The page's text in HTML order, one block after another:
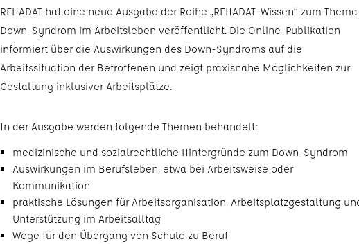
REHADAT hat eine neue Ausgabe der Reihe „REHADAT-Wissen“ zum Thema
Down-Syndrom im Arbeitsleben veröffentlicht. Die Online-Publikation
informiert über die Auswirkungen des Down-Syndroms auf die
Arbeitssituation der Betroffenen und zeigt praxisnahe Möglichkeiten zur
Gestaltung inklusiver Arbeitsplätze.
In der Ausgabe werden folgende Themen behandelt:
medizinische und sozialrechtliche Hintergründe zum Down-Syndrom
Auswirkungen im Berufsleben, etwa bei Arbeitsweise oder
Kommunikation
praktische Lösungen für Arbeitsorganisation, Arbeitsplatzgestaltung
Unterstützung im Arbeitsalltag
Wege für den Übergang von Schule zu Beruf